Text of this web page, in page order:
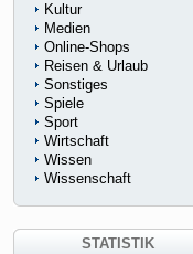
Kultur
Medien
Online-Shops
Reisen & Urlaub
Sonstiges
Spiele
Sport
Wirtschaft
Wissen
Wissenschaft
STATISTIK